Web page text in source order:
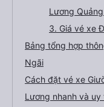
Lương
3. Giá vé xe
Bảng tổng hợp
Ngãi
Cách đặt vé xe
Lương nhanh và uy